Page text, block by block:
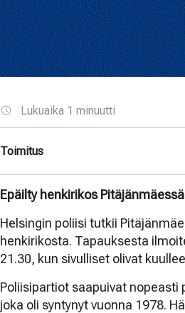
Lukuaika 1 minuutti
Toimitus
Epäilty henkirikos
Helsingin poliisi tutkii
henkirikosta. Tapauksesta
21.30, kun sivulliset olivat
Poliisipartiot saapuivat nopeasti
joka oli syntynyt vuonna 1978.